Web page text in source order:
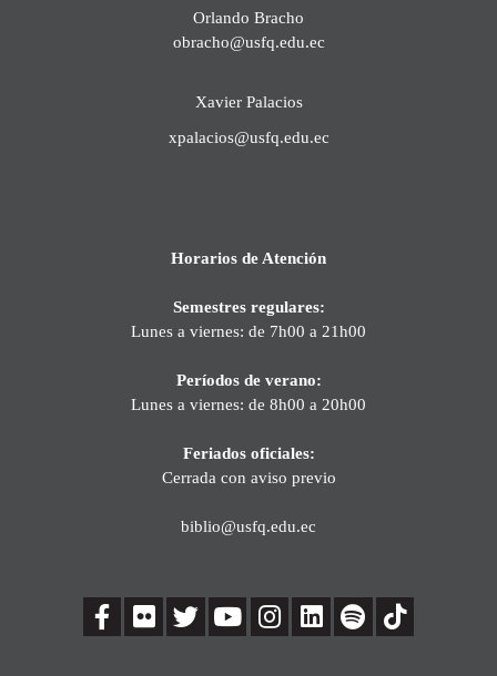
Orlando Bracho
obracho@usfq.edu.ec
Xavier Palacios
xpalacios@usfq.edu.ec
Horarios de Atención
Semestres regulares:
Lunes a viernes: de 7h00 a 21h00
Períodos de verano:
Lunes a viernes: de 8h00 a 20h00
Feriados oficiales:
Cerrada con aviso previo
biblio@usfq.edu.ec